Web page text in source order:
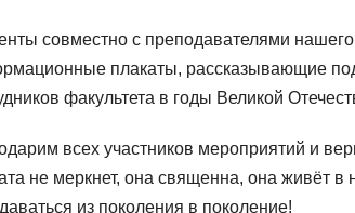
совместно с преподавателями
плакаты, рассказывающие
факультета в годы Великой
всех участников мероприятий и
не меркнет, она священна, она живёт в
из поколения в поколение!